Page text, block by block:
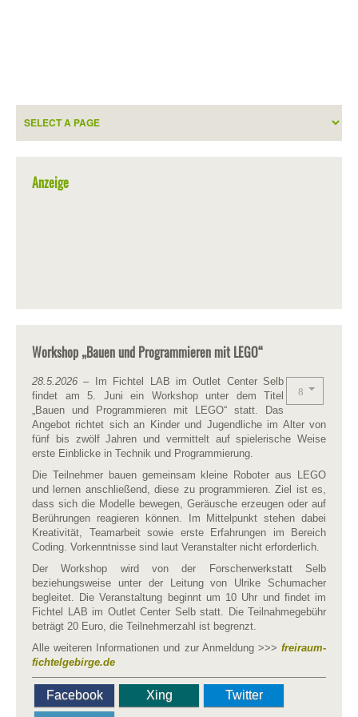
Anzeige
Workshop „Bauen und Programmieren mit LEGO“
28.5.2026 – Im Fichtel LAB im Outlet Center Selb
findet am 5. Juni ein Workshop unter dem Titel
„Bauen und Programmieren mit LEGO“ statt. Das
Angebot richtet sich an Kinder und Jugendliche im Alter von
fünf bis zwölf Jahren und vermittelt auf spielerische Weise
erste Einblicke in Technik und Programmierung.
Die Teilnehmer bauen gemeinsam kleine Roboter aus LEGO
und lernen anschließend, diese zu programmieren. Ziel ist es,
dass sich die Modelle bewegen, Geräusche erzeugen oder auf
Berührungen reagieren können. Im Mittelpunkt stehen dabei
Kreativität, Teamarbeit sowie erste Erfahrungen im Bereich
Coding. Vorkenntnisse sind laut Veranstalter nicht erforderlich.
Der Workshop wird von der Forscherwerkstatt Selb
beziehungsweise unter der Leitung von Ulrike Schumacher
begleitet. Die Veranstaltung beginnt um 10 Uhr und findet im
Fichtel LAB im Outlet Center Selb statt. Die Teilnahmegebühr
beträgt 20 Euro, die Teilnehmerzahl ist begrenzt.
Alle weiteren Informationen und zur Anmeldung >>> freiraum-
fichtelgebirge.de
Facebook Xing
Twitter